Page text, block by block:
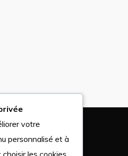
votre
personnalisé et à
les cookies